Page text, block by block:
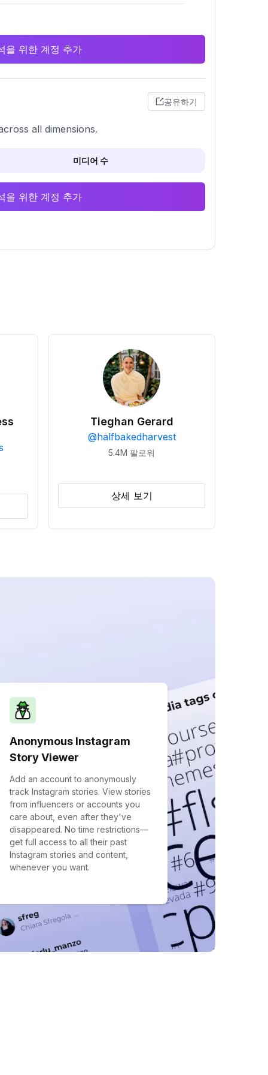
을 위한 계정 추가
공유하기
all dimensions.
미디어 수
을 위한 계정 추가
Tieghan Gerard
@halfbakedharvest
5.4M 팔로워
상세 보기
Anonymous Instagram
Story Viewer
Add an account to anonymously
track Instagram stories. View stories
from influencers or accounts you
care about, even after they've
disappeared. No time restrictions—
get full access to all their past
Instagram stories and content,
whenever you want.